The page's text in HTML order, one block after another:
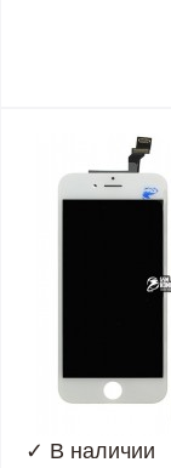
✓ В наличии